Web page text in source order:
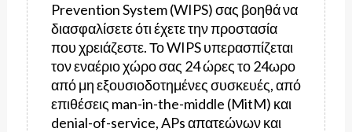
Prevention System (WIPS) σας βοηθά να
διασφαλίσετε ότι έχετε την προστασία
που χρειάζεστε. Το WIPS υπερασπίζεται
τον εναέριο χώρο σας 24 ώρες το 24ωρο
από μη εξουσιοδοτημένες συσκευές, από
επιθέσεις man-in-the-middle (MitM) και
denial-of-service, APs απατεώνων και